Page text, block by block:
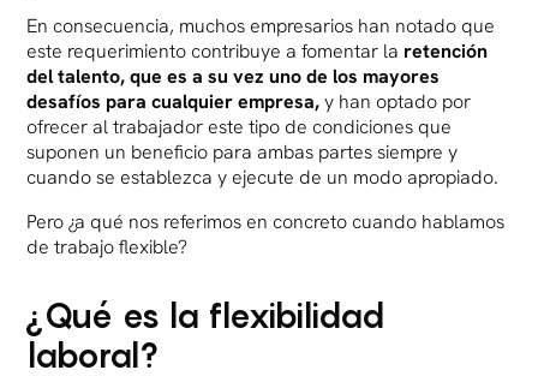
En consecuencia, muchos empresarios han notado que
este requerimiento contribuye a fomentar la retención
del talento, que es a su vez uno de los mayores
desafíos para cualquier empresa,y han optado por
ofrecer al trabajador este tipo de condiciones que
suponen un beneficio para ambas partes siempre y
cuando se establezca y ejecute de un modo apropiado.
Pero ¿a qué nos referimos en concreto cuando hablamos
de trabajo flexible?
¿Qué es la flexibilidad
laboral?